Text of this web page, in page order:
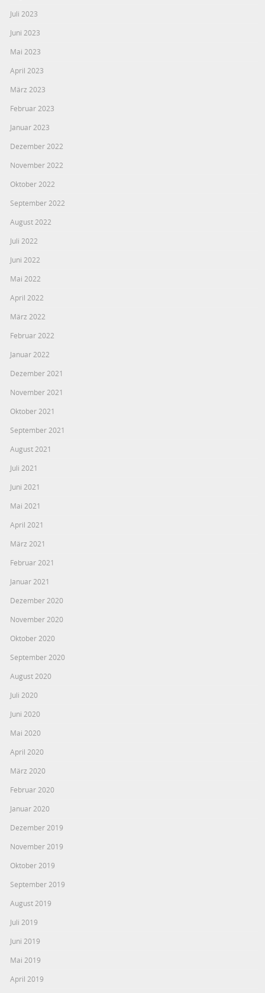
Juli 2023
Juni 2023
Mai 2023
April 2023
März 2023
Februar 2023
Januar 2023
Dezember 2022
November 2022
Oktober 2022
September 2022
August 2022
Juli 2022
Juni 2022
Mai 2022
April 2022
März 2022
Februar 2022
Januar 2022
Dezember 2021
November 2021
Oktober 2021
September 2021
August 2021
Juli 2021
Juni 2021
Mai 2021
April 2021
März 2021
Februar 2021
Januar 2021
Dezember 2020
November 2020
Oktober 2020
September 2020
August 2020
Juli 2020
Juni 2020
Mai 2020
April 2020
März 2020
Februar 2020
Januar 2020
Dezember 2019
November 2019
Oktober 2019
September 2019
August 2019
Juli 2019
Juni 2019
Mai 2019
April 2019